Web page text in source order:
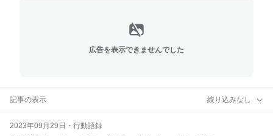
広告を表示できませんでした
記事の表示 絞り込みなし
2023年09月29日 ・ 行動語録